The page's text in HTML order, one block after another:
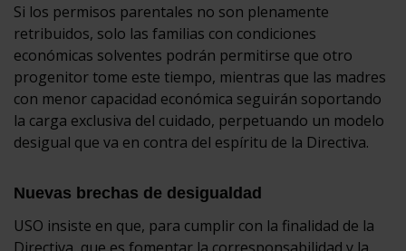
Si los permisos parentales no son plenamente
retribuidos, solo las familias con condiciones
económicas solventes podrán permitirse que otro
progenitor tome este tiempo, mientras que las madres
con menor capacidad económica seguirán soportando
la carga exclusiva del cuidado, perpetuando un modelo
desigual que va en contra del espíritu de la Directiva.
Nuevas brechas de desigualdad
USO insiste en que, para cumplir con la finalidad de la